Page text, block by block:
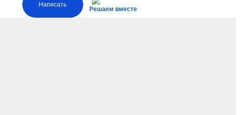
Написать
Решаем вместе